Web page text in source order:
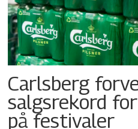
Carlsberg
salgsrekord
på festivaler